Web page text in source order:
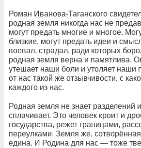
Роман Иванова-Таганского
родная земля никогда нас не
могут предать многие и многое.
близкие, могут предать идеи и
воевал, страдал, ради которых
родная земля верна и памятлива.
утешает наши боли и утоляет наши
от нас такой же отзывчивости, с
каждого из нас.
Родная земля не знает разделений
сплачивает. Это человек кроит и
государства, режет границами,
переулками. Земля же,
едина. И Родина для нас — тоже